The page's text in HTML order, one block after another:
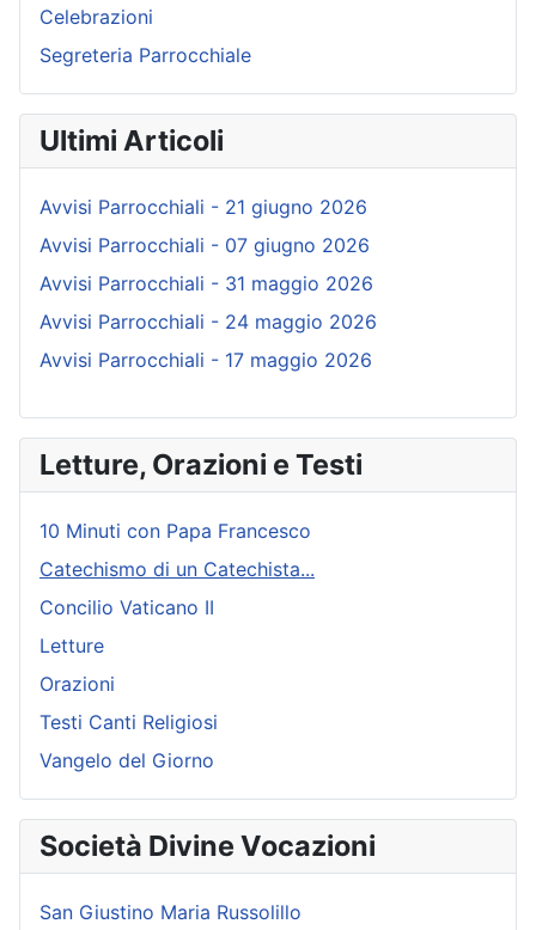
Celebrazioni
Segreteria Parrocchiale
Ultimi Articoli
Avvisi Parrocchiali - 21 giugno 2026
Avvisi Parrocchiali - 07 giugno 2026
Avvisi Parrocchiali - 31 maggio 2026
Avvisi Parrocchiali - 24 maggio 2026
Avvisi Parrocchiali - 17 maggio 2026
Letture, Orazioni e Testi
10 Minuti con Papa Francesco
Catechismo di un Catechista...
Concilio Vaticano II
Letture
Orazioni
Testi Canti Religiosi
Vangelo del Giorno
Società Divine Vocazioni
San Giustino Maria Russolillo